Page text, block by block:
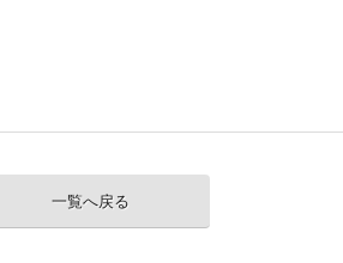
一覧へ戻る